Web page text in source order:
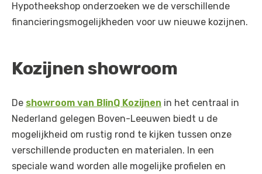
Hypotheekshop onderzoeken we de verschillende
financieringsmogelijkheden voor uw nieuwe kozijnen.
Kozijnen showroom
De showroom van BlinQ Kozijnen in het centraal in
Nederland gelegen Boven-Leeuwen biedt u de
mogelijkheid om rustig rond te kijken tussen onze
verschillende producten en materialen. In een
speciale wand worden alle mogelijke profielen en